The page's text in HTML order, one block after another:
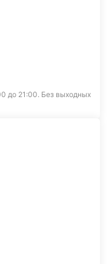
до 21:00. Без выходных